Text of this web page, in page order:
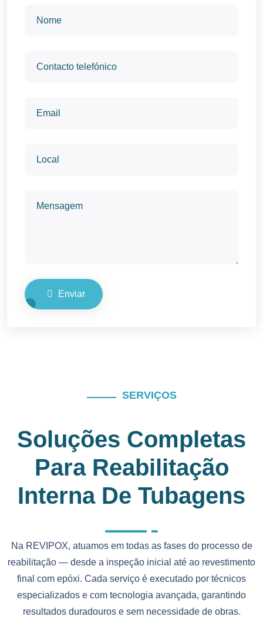
Enviar
SERVIÇOS
Soluções Completas
Para Reabilitação
Interna De Tubagens
Na REVIPOX, atuamos em todas as fases do processo de
reabilitação — desde a inspeção inicial até ao revestimento
final com epóxi. Cada serviço é executado por técnicos
especializados e com tecnologia avançada, garantindo
resultados duradouros e sem necessidade de obras.